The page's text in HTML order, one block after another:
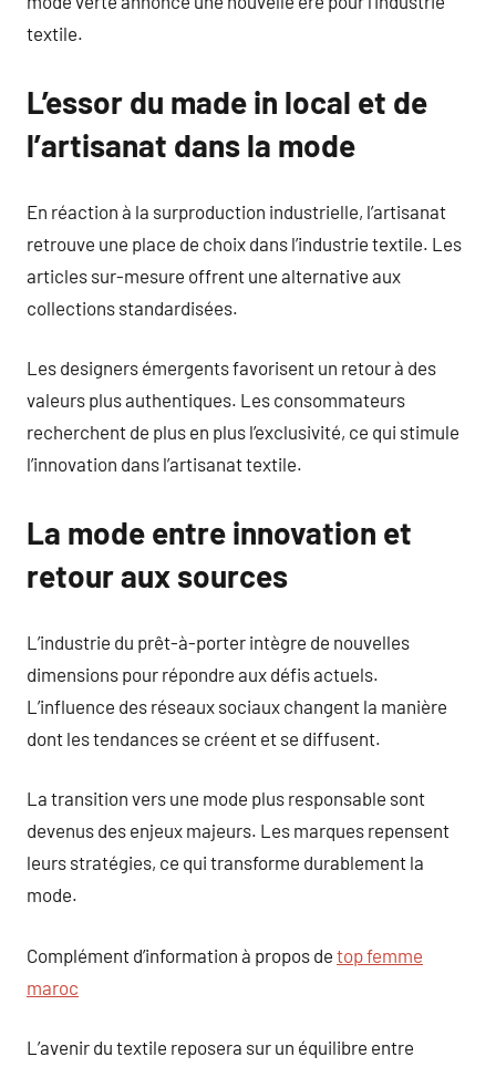
textile.
L’essor du made in local et de
l’artisanat dans la mode
En réaction à la surproduction industrielle, l’artisanat
retrouve une place de choix dans l’industrie textile. Les
articles sur-mesure offrent une alternative aux
collections standardisées.
Les designers émergents favorisent un retour à des
valeurs plus authentiques. Les consommateurs
recherchent de plus en plus l’exclusivité, ce qui stimule
l’innovation dans l’artisanat textile.
La mode entre innovation et
retour aux sources
L’industrie du prêt-à-porter intègre de nouvelles
dimensions pour répondre aux défis actuels.
L’influence des réseaux sociaux changent la manière
dont les tendances se créent et se diffusent.
La transition vers une mode plus responsable sont
devenus des enjeux majeurs. Les marques repensent
leurs stratégies, ce qui transforme durablement la
mode.
Complément d’information à propos de top femme
maroc
L’avenir du textile reposera sur un équilibre entre